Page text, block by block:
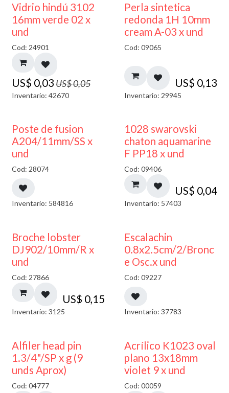
40% DESCUENTO
Vidrio hindú 3102
16mm verde 02 x
und
Cod: 24901
US$ 0,03US$0,05
Inventario: 42670
Perla sintetica
redonda 1H 10mm
cream A-03 x und
Cod: 09065
US$ 0,13
Inventario: 29945
Poste de fusion
A204/11mm/SS x
und
Cod: 28074
Inventario: 584816
1028 swarovski
chaton aquamarine
F PP18 x und
Cod: 09406
US$ 0,04
Inventario: 57403
Broche lobster
DJ902/10mm/R x
und
Cod: 27866
US$ 0,15
Inventario: 3125
Escalachin
0.8x2.5cm/2/Bronc
e Osc.x und
Cod: 09227
Inventario: 37783
50% DESCUENTO
Alfiler head pin
1.3/4"/SP x g (9
unds Aprox)
Cod: 04777 50% DESCUENTO
Acrílico K1023 oval
plano 13x18mm
violet 9 x und
Cod: 00059